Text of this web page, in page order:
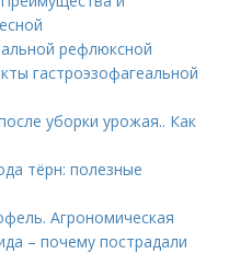
рефлюксной
гастроэзофагеальной
уборки урожая.. Как
тёрн: полезные
Агрономическая
– почему пострадали